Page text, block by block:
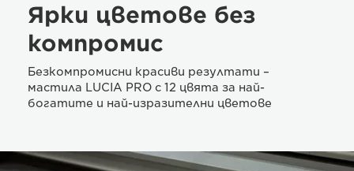
Ярки цветове без
компромис
Безкомпромисни красиви резултати –
мастила LUCIA PRO с 12 цвята за най-
богатите и най-изразителни цветове